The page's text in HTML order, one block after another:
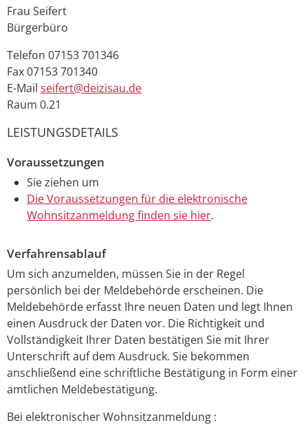
Frau Seifert
Bürgerbüro
Telefon 07153 701346
Fax07153 701340
E-Mail seifert@deizisau.de
Raum 0.21
LEISTUNGSDETAILS
Voraussetzungen
Sie ziehen um
Die Voraussetzungen für die elektronische
Wohnsitzanmeldung finden sie hier.
Verfahrensablauf
Um sich anzumelden, müssen Sie in der Regel
persönlich bei der Meldebehörde erscheinen. Die
Meldebehörde erfasst Ihre neuen Daten und legt Ihnen
einen Ausdruck der Daten vor. Die Richtigkeit und
Vollständigkeit Ihrer Daten bestätigen Sie mit Ihrer
Unterschrift auf dem Ausdruck. Sie bekommen
anschließend eine schriftliche Bestätigung in Form einer
amtlichen Meldebestätigung.
Bei elektronischer Wohnsitzanmeldung :